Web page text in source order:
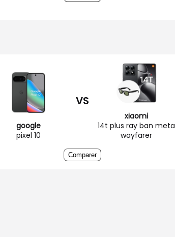
google
pixel 10
VS
xiaomi
14t plus ray ban meta
wayfarer
Comparer